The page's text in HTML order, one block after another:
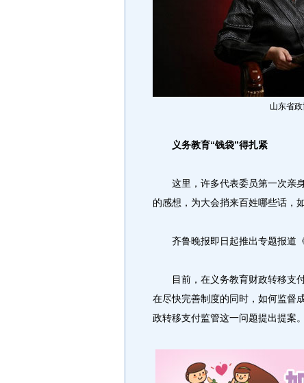
山东省
义务教育“钱袋”得扎紧
这里，许多代表委员第一次亲身
的感想，为大会捎来百姓哪些话，
齐鲁晚报即日起推出专题报道
目前，在义务教育财政转移支付
在尽快完善制度的同时，如何监督
政转移支付监管这一问题提出提案。